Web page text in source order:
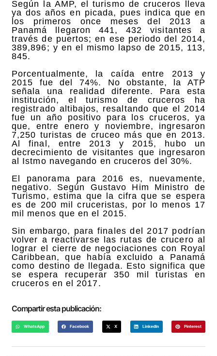
Según la AMP, el turismo de cruceros lleva
ya dos años en picada, pues indica que en
los primeros once meses del 2013 a
Panamá llegaron 441, 432 visitantes a
través de puertos; en ese periodo del 2014,
389,896; y en el mismo lapso de 2015, 113,
845.
Porcentualmente, la caída entre 2013 y
2015 fue del 74%. No obstante, la ATP
señala una realidad diferente. Para esta
institución, el turismo de cruceros ha
registrado altibajos, resaltando que el 2014
fue un año positivo para los cruceros, ya
que, entre enero y noviembre, ingresaron
7,250 turistas de cruceo más que en 2013.
Al final, entre 2013 y 2015, hubo un
decrecimiento de visitantes que ingresaron
al Istmo navegando en cruceros del 30%.
El panorama para 2016 es, nuevamente,
negativo. Según Gustavo Him Ministro de
Turismo, estima que la cifra que se espera
es de 200 mil cruceristas, por lo menos 17
mil menos que en el 2015.
Sin embargo, para finales del 2017 podrían
volver a reactivarse las rutas de crucero al
lograr el cierre de negociaciones con Royal
Caribbean, que había excluido a Panamá
como destino de llegada. Esto significa que
se espera recuperar 350 mil turistas en
cruceros en el 2017.
Compartir esta publicación:
WhatsApp Facebook X LinkedIn Pinterest